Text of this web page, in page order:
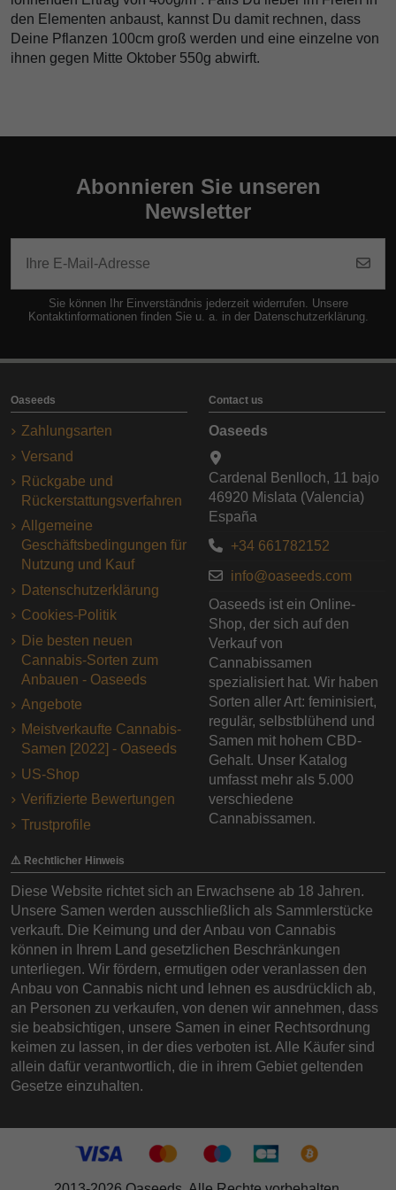
den Elementen anbaust, kannst Du damit rechnen, dass
Deine Pflanzen 100cm groß werden und eine einzelne von
ihnen gegen Mitte Oktober 550g abwirft.
Abonnieren Sie unseren
Newsletter
Sie können Ihr Einverständnis jederzeit widerrufen. Unsere
Kontaktinformationen finden Sie u. a. in der Datenschutzerklärung.
Oaseeds
Zahlungsarten
Versand
Rückgabe und
Rückerstattungsverfahren
Allgemeine
Geschäftsbedingungen für
Nutzung und Kauf
Datenschutzerklärung
Cookies-Politik
Die besten neuen
Cannabis-Sorten zum
Anbauen - Oaseeds
Angebote
Meistverkaufte Cannabis-
Samen [2022] - Oaseeds
US-Shop
Verifizierte Bewertungen
Trustprofile
Contact us
Oaseeds
Cardenal Benlloch, 11 bajo
46920 Mislata (Valencia)
España
+34 661782152
info@oaseeds.com
Oaseeds ist ein Online-
Shop, der sich auf den
Verkauf von
Cannabissamen
spezialisiert hat. Wir haben
Sorten aller Art: feminisiert,
regulär, selbstblühend und
Samen mit hohem CBD-
Gehalt. Unser Katalog
umfasst mehr als 5.000
verschiedene
Cannabissamen.
⚠️ Rechtlicher Hinweis
Diese Website richtet sich an Erwachsene ab 18 Jahren.
Unsere Samen werden ausschließlich als Sammlerstücke
verkauft. Die Keimung und der Anbau von Cannabis
können in Ihrem Land gesetzlichen Beschränkungen
unterliegen. Wir fördern, ermutigen oder veranlassen den
Anbau von Cannabis nicht und lehnen es ausdrücklich ab,
an Personen zu verkaufen, von denen wir annehmen, dass
sie beabsichtigen, unsere Samen in einer Rechtsordnung
keimen zu lassen, in der dies verboten ist. Alle Käufer sind
allein dafür verantwortlich, die in ihrem Gebiet geltenden
Gesetze einzuhalten.